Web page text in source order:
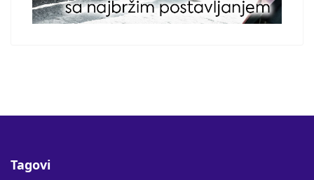
Tagovi